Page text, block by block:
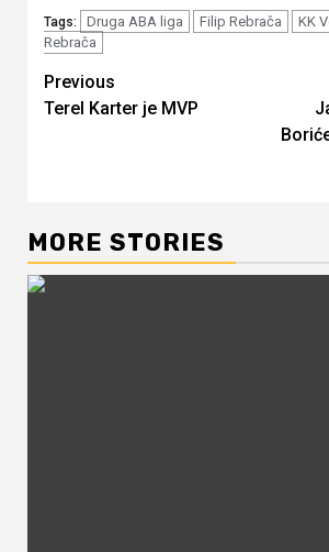
Tags: Druga ABA liga Filip Rebrača KK
Rebrača
Continue
Reading
Previous
Terel Karter je MVP
MORE STORIES